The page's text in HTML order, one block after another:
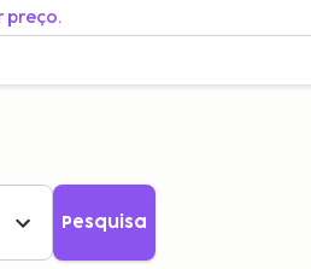
preço.
Pesquisa